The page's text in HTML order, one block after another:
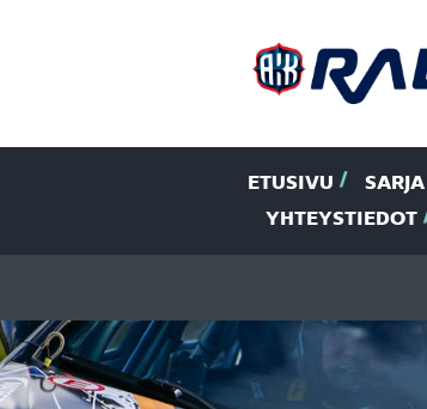
ETUSIVU SARJA
YHTEYSTIEDOT